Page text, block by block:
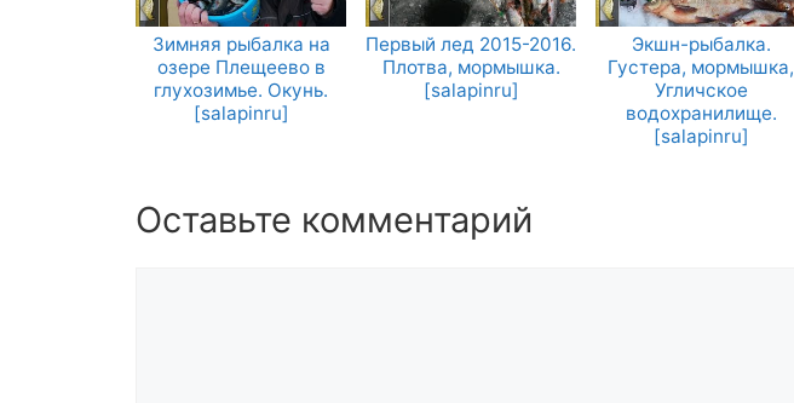
Зимняя рыбалка на
озере Плещеево в
глухозимье. Окунь.
[salapinru]
Первый лед 2015-2016.
Плотва, мормышка.
[salapinru]
Экшн-рыбалка.
Густера, мормышка,
Угличское
водохранилище.
[salapinru]
Оставьте комментарий